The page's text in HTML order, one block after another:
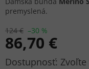
124 € –30 %
86,70 €
Jednotková
premyslená.